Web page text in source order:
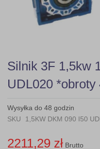
Skip
to
the
beginning
the
images
Silnik 3F 1,5kw
UDL020 *obroty
Wysyłka do 48 godzin
SKU
1,5KW DKM 090 I50
2211,29 zł Brutto